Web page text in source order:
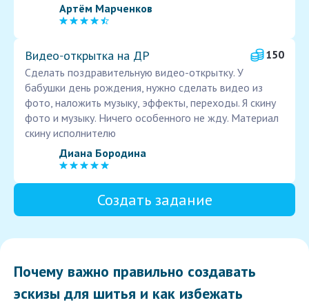
Артём Марченков
Видео‑открытка на ДР
150
Сделать поздравительную видео-открытку. У
бабушки день рождения, нужно сделать видео из
фото, наложить музыку, эффекты, переходы. Я скину
фото и музыку. Ничего особенного не жду. Материал
скину исполнителю
Диана Бородина
Создать задание
Почему важно правильно создавать
эскизы для шитья и как избежать